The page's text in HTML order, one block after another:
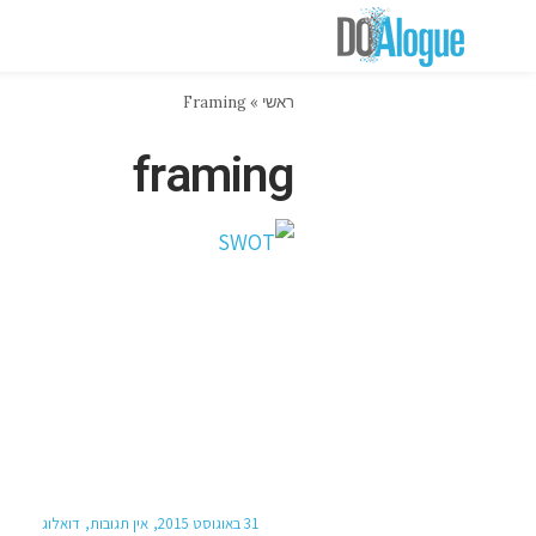
ראשי »
Framing
framing
31 באוגוסט 2015 אין תגובות דואלוג